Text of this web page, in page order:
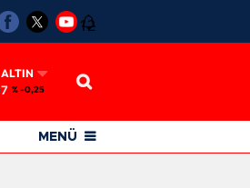
12
% -0,25
MENÜ